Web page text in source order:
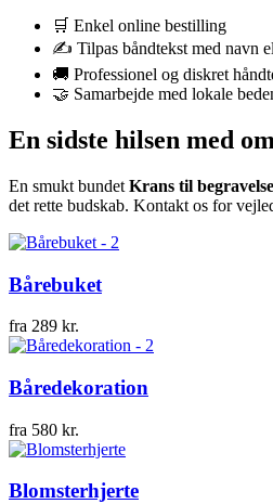
🛒 Enkel online bestilling
✍️ Tilpas båndtekst med navn
🚚 Professionel og diskret
🤝 Samarbejde med lokale
En sidste hilsen med
En smukt bundet Krans til
det rette budskab. Kontakt os for
Bårebuket
fra 289 kr.
Båredekoration
fra 580 kr.
Blomsterhjerte